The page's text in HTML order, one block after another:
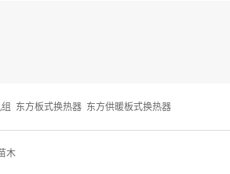
东方板式换热器 东方供暖板式换热器
木